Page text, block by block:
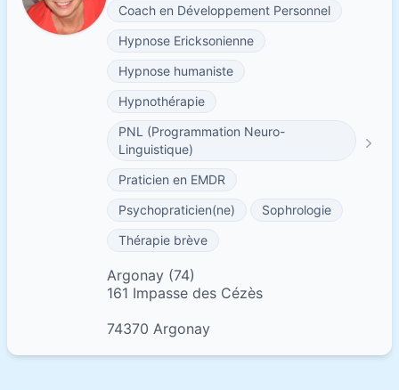
Coach en Développement Personnel
Hypnose Ericksonienne
Hypnose humaniste
Hypnothérapie
PNL (Programmation Neuro-
Linguistique)
Praticien en EMDR
Psychopraticien(ne)
Sophrologie
Thérapie brève
Argonay (74)
161 Impasse des Cézès
74370 Argonay